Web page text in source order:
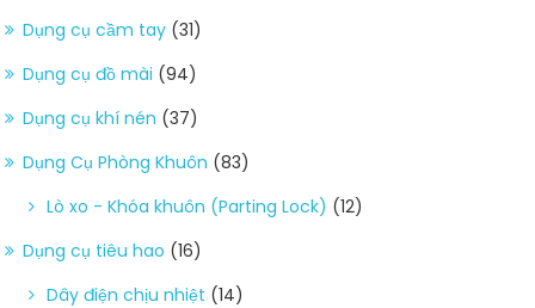
Dụng cụ cầm tay (31)
Dụng cụ đồ mài (94)
Dụng cụ khí nén (37)
Dụng Cụ Phòng Khuôn (83)
Lò xo - Khóa khuôn (Parting Lock) (12)
Dụng cụ tiêu hao (16)
Dây điện chịu nhiệt (14)